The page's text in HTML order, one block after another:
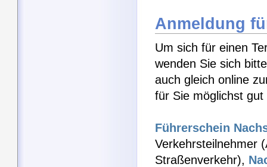
Anmeldung
Um sich für einen
wenden Sie sich
auch gleich online
für Sie möglichst
Führerschein
Verkehrsteilnehmer
Straßenverkehr),